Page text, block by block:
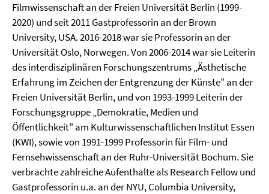
Filmwissenschaft an der Freien Universität Berlin (1999-
2020) und seit 2011 Gastprofessorin an der Brown
University, USA. 2016-2018 war sie Professorin an der
Universität Oslo, Norwegen. Von 2006-2014 war sie Leiterin
des interdisziplinären Forschungszentrums „Ästhetische
Erfahrung im Zeichen der Entgrenzung der Künste" an der
Freien Universität Berlin, und von 1993-1999 Leiterin der
Forschungsgruppe „Demokratie, Medien und
Öffentlichkeit" am Kulturwissenschaftlichen Institut Essen
(KWI), sowie von 1991-1999 Professorin für Film- und
Fernsehwissenschaft an der Ruhr-Universität Bochum. Sie
verbrachte zahlreiche Aufenthalte als Research Fellow und
Gastprofessorin u.a. an der NYU, Columbia University,